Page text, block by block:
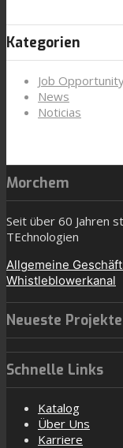
Kategorien
Job
News
Noticias
Morchem
Seit über 60 Jahren
TEchnologien
Allgemeine
Whistleblowerkanal
Neueste Projekte
Schnelle Links
Katalog
Über Uns
Karriere